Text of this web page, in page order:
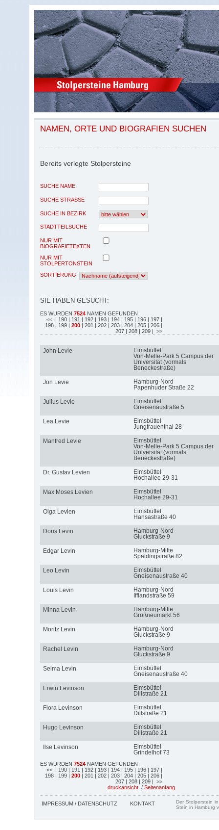
NAMEN, ORTE UND BIOGRAFIEN SUCHEN
Bereits verlegte Stolpersteine
SUCHE NAME
SUCHE STRASSE
SUCHE IN BEZIRK
STADTTEILSUCHE
NUR MIT
BIOGRAFIETEXTEN
NUR MIT
STOLPERTONSTEIN
SORTIERUNG
SIE HABEN GESUCHT:
ES WURDEN 7524 NAMEN GEFUNDEN
<< | 190 | 191 | 192 | 193 | 194 | 195 | 196 | 197 |
198 | 199 | 200 | 201 | 202 | 203 | 204 | 205 | 206 |
207 | 208 | 209 | >>
John Levie
Eimsbüttel
Von-Melle-Park 5 Campus der
Universität (vormals
Beneckestraße)
Jon Levie
Hamburg-Nord
Papenhuder Straße 22
Julius Levie
Eimsbüttel
Gneisenaustraße 5
Lea Levie
Eimsbüttel
Jungfrauenthal 28
Manfred Levie
Eimsbüttel
Von-Melle-Park 5 Campus der
Universität (vormals
Beneckestraße)
Dr. Gustav Levien
Eimsbüttel
Hochallee 29-31
Max Moses Levien
Eimsbüttel
Hochallee 29-31
Olga Levien
Eimsbüttel
Hansastraße 40
Doris Levin
Hamburg-Nord
Gluckstraße 9
Edgar Levin
Hamburg-Mitte
Spaldingstraße 82
Leo Levin
Eimsbüttel
Gneisenaustraße 40
Louis Levin
Hamburg-Nord
Ifflandstraße 59
Minna Levin
Hamburg-Mitte
Großneumarkt 56
Moritz Levin
Hamburg-Nord
Gluckstraße 9
Rachel Levin
Hamburg-Nord
Gluckstraße 9
Selma Levin
Eimsbüttel
Gneisenaustraße 40
Erwin Levinson
Eimsbüttel
Dillstraße 21
Flora Levinson
Eimsbüttel
Dillstraße 21
Hugo Levinson
Eimsbüttel
Dillstraße 21
Ilse Levinson
Eimsbüttel
Grindelhof 73
ES WURDEN 7524 NAMEN GEFUNDEN
<< | 190 | 191 | 192 | 193 | 194 | 195 | 196 | 197 |
198 | 199 | 200 | 201 | 202 | 203 | 204 | 205 | 206 |
207 | 208 | 209 | >>
druckansicht / Seitenanfang
IMPRESSUM / DATENSCHUTZ KONTAKT
Der Stolperstein
Stein in Hamburg